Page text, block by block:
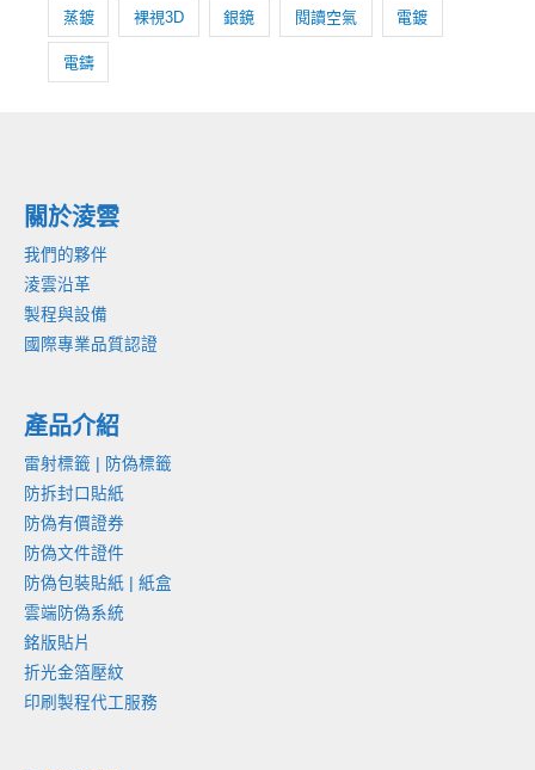
蒸鍍 裸視3D 銀鏡 閱讀空氣 電鍍
電鑄
關於淩雲
我們的夥伴
淩雲沿革
製程與設備
國際專業品質認證
產品介紹
雷射標籤 | 防偽標籤
防拆封口貼紙
防偽有價證券
防偽文件證件
防偽包裝貼紙 | 紙盒
雲端防偽系統
銘版貼片
折光金箔壓紋
印刷製程代工服務